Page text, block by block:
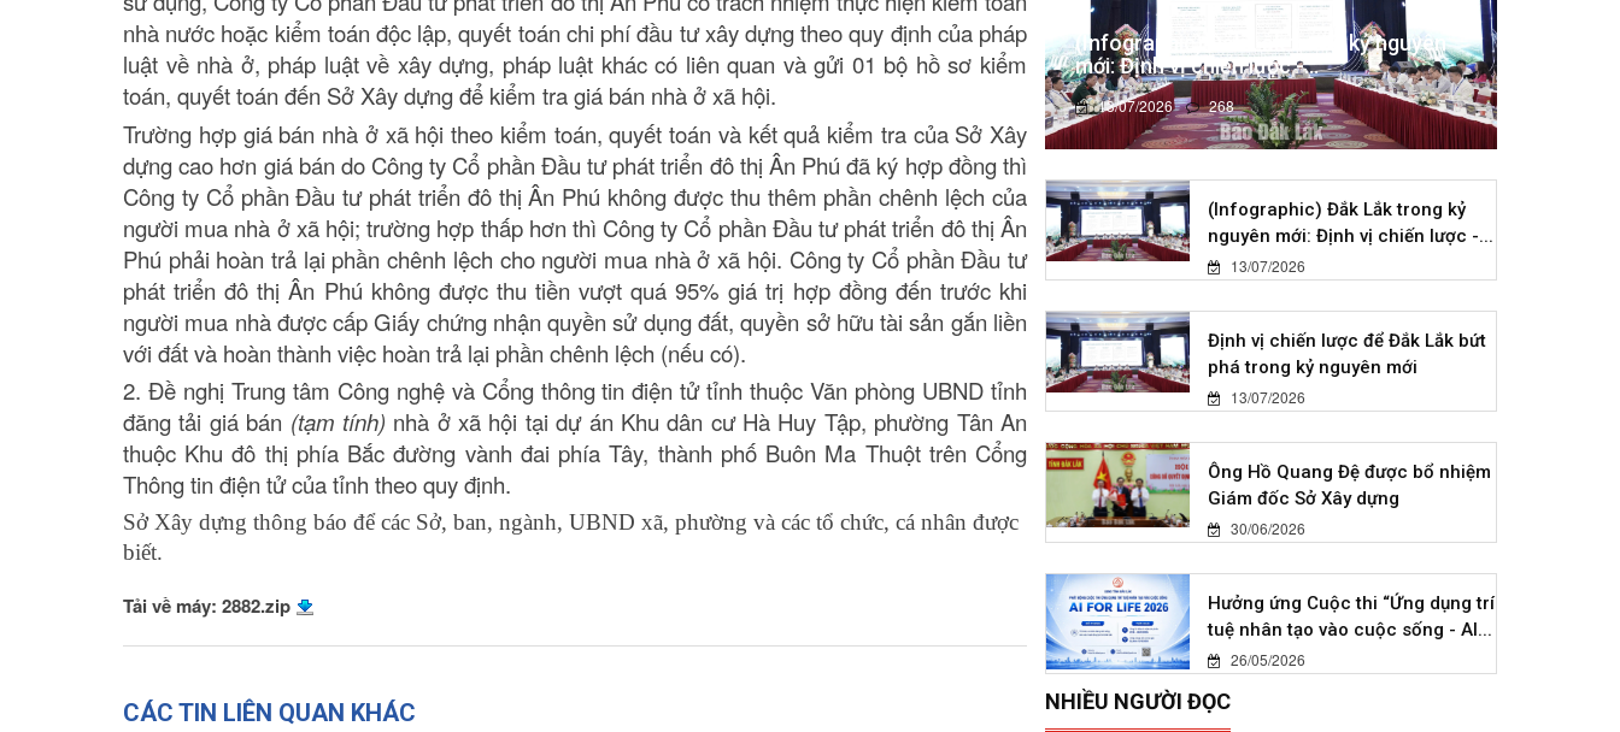
nhà nước hoặc kiểm toán độc lập, quyết toán chi phí đầu tư xây dựng theo quy định của pháp
luật về nhà ở, pháp luật về xây dựng, pháp luật khác có liên quan và gửi 01 bộ hồ sơ kiểm
toán, quyết toán đến Sở Xây dựng để kiểm tra giá bán nhà ở xã hội.
Trường hợp giá bán nhà ở xã hội theo kiểm toán, quyết toán và kết quả kiểm tra của Sở Xây
dựng cao hơn giá bán do Công ty Cổ phần Đầu tư phát triển đô thị Ân Phú đã ký hợp đồng thì
Công ty Cổ phần Đầu tư phát triển đô thị Ân Phú không được thu thêm phần chênh lệch của
người mua nhà ở xã hội; trường hợp thấp hơn thì Công ty Cổ phần Đầu tư phát triển đô thị Ân
Phú phải hoàn trả lại phần chênh lệch cho người mua nhà ở xã hội. Công ty Cổ phần Đầu tư
phát triển đô thị Ân Phú không được thu tiền vượt quá 95% giá trị hợp đồng đến trước khi
người mua nhà được cấp Giấy chứng nhận quyền sử dụng đất, quyền sở hữu tài sản gắn liền
với đất và hoàn thành việc hoàn trả lại phần chênh lệch (nếu có).
2. Đề nghị Trung tâm Công nghệ và Cổng thông tin điện tử tỉnh thuộc Văn phòng UBND tỉnh
đăng tải giá bán (tạm tính) nhà ở xã hội tại dự án Khu dân cư Hà Huy Tập, phường Tân An
thuộc Khu đô thị phía Bắc đường vành đai phía Tây, thành phố Buôn Ma Thuột trên Cổng
Thông tin điện tử của tỉnh theo quy định.
Sở Xây dựng thông báo để các Sở, ban, ngành, UBND xã, phường và các tổ chức, cá nhân được
biết.
Tải về máy: 2882.zip
CÁC TIN LIÊN QUAN KHÁC
(Infographic) Đắk Lắk trong kỷ nguyên
mới: Định vị chiến lược -...
13/07/2026 268
(Infographic) Đắk Lắk trong kỷ
nguyên mới: Định vị chiến lược -...
13/07/2026
Định vị chiến lược để Đắk Lắk bứt
phá trong kỷ nguyên mới
13/07/2026
Ông Hồ Quang Đệ được bổ nhiệm
Giám đốc Sở Xây dựng
30/06/2026
Hưởng ứng Cuộc thi “Ứng dụng trí
tuệ nhân tạo vào cuộc sống - AI...
26/05/2026
NHIỀU NGƯỜI ĐỌC